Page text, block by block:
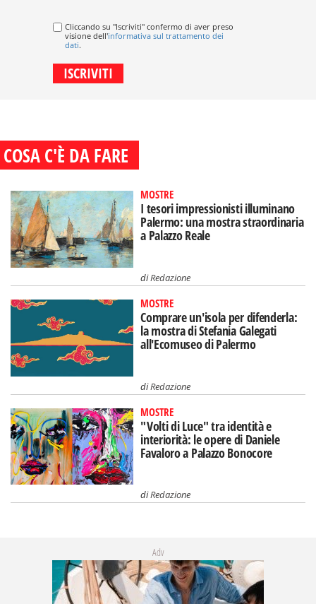
Cliccando su "Iscriviti" confermo di aver preso
visione dell'informativa sul trattamento dei
dati.
COSA C'È DA FARE
MOSTRE
I tesori impressionisti illuminano
Palermo: una mostra straordinaria
a Palazzo Reale
diRedazione
MOSTRE
Comprare un'isola per difenderla:
la mostra di Stefania Galegati
all'Ecomuseo di Palermo
diRedazione
MOSTRE
"Volti di Luce" tra identità e
interiorità: le opere di Daniele
Favaloro a Palazzo Bonocore
diRedazione
Adv